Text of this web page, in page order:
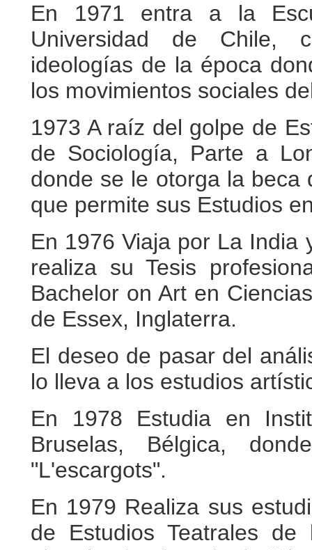
En 1971 entra a la
Universidad de Chile,
ideologías de la época
los movimientos sociales
1973 A raíz del golpe de
de Sociología, Parte a
donde se le otorga la beca
que permite sus Estudios
En 1976 Viaja por La India
realiza su Tesis
Bachelor on Art en
de Essex, Inglaterra.
El deseo de pasar del
lo lleva a los estudios
En 1978 Estudia en
Bruselas, Bélgica,
"L'escargots".
En 1979 Realiza sus
de Estudios Teatrales